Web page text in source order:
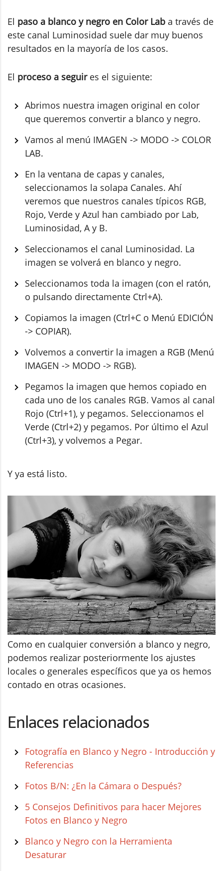
El paso a blanco y negro en Color Lab a través de
este canal Luminosidad suele dar muy buenos
resultados en la mayoría de los casos.
El proceso a seguires el siguiente:
Abrimos nuestra imagen original en color
que queremos convertir a blanco y negro.
Vamos al menú IMAGEN -> MODO -> COLOR
LAB.
En la ventana de capas y canales,
seleccionamos la solapa Canales. Ahí
veremos que nuestros canales típicos RGB,
Rojo, Verde y Azul han cambiado por Lab,
Luminosidad, A y B.
Seleccionamos el canal Luminosidad. La
imagen se volverá en blanco y negro.
Seleccionamos toda la imagen (con el ratón,
o pulsando directamente Ctrl+A).
Copiamos la imagen (Ctrl+C o Menú EDICIÓN
-> COPIAR).
Volvemos a convertir la imagen a RGB (Menú
IMAGEN -> MODO -> RGB).
Pegamos la imagen que hemos copiado en
cada uno de los canales RGB. Vamos al canal
Rojo (Ctrl+1), y pegamos. Seleccionamos el
Verde (Ctrl+2) y pegamos. Por último el Azul
(Ctrl+3), y volvemos a Pegar.
Y ya está listo.
Como en cualquier conversión a blanco y negro,
podemos realizar posteriormente los ajustes
locales o generales específicos que ya os hemos
contado en otras ocasiones.
Enlaces relacionados
Fotografía en Blanco y Negro - Introducción y
Referencias
Fotos B/N: ¿En la Cámara o Después?
5 Consejos Definitivos para hacer Mejores
Fotos en Blanco y Negro
Blanco y Negro con la Herramienta
Desaturar